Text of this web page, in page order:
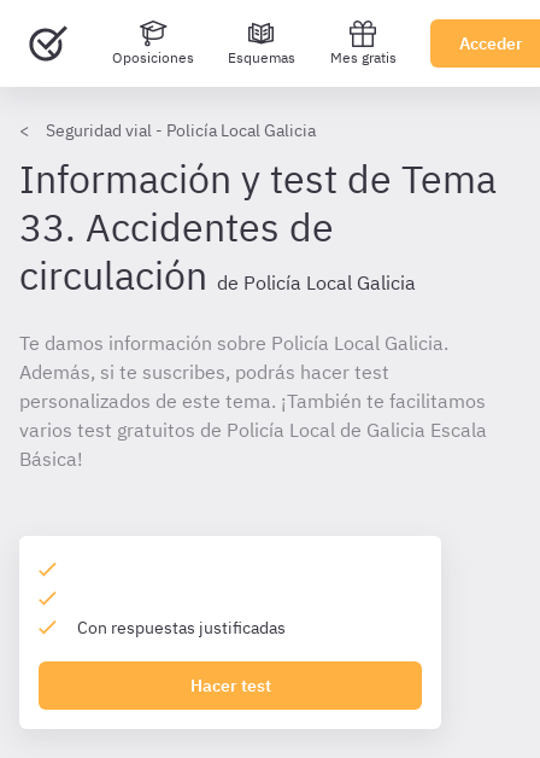
Oposiciones Esquemas Mes gratis
Acceder
Seguridad vial - Policía Local Galicia
Información y test de Tema
33. Accidentes de
circulación de Policía Local Galicia
Te damos información sobre Policía Local Galicia.
Además, si te suscribes, podrás hacer test
personalizados de este tema. ¡También te facilitamos
varios test gratuitos de Policía Local de Galicia Escala
Básica!
Con respuestas justificadas
Hacer test